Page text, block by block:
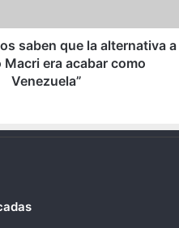
saben que la alternativa a
Macri era acabar como
Venezuela”